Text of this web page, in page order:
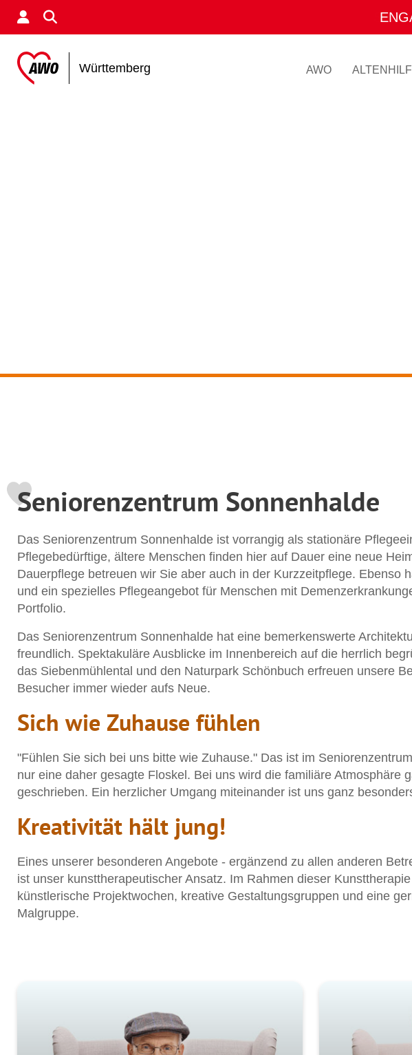
Württemberg AWO
Seniorenzentrum Sonnenhalde
Das Seniorenzentrum Sonnenhalde ist vorrangig als stationäre
Pflegebedürftige, ältere Menschen finden hier auf Dauer eine neue
Dauerpflege betreuen wir Sie aber auch in der Kurzzeitpflege. Ebenso
und ein spezielles Pflegeangebot für Menschen mit
Portfolio.
Das Seniorenzentrum Sonnenhalde hat eine bemerkenswerte
freundlich. Spektakuläre Ausblicke im Innenbereich auf die herrlich
das Siebenmühlental und den Naturpark Schönbuch erfreuen unsere
Besucher immer wieder aufs Neue.
Sich wie Zuhause fühlen
"Fühlen Sie sich bei uns bitte wie Zuhause." Das ist im
nur eine daher gesagte Floskel. Bei uns wird die familiäre Atmosphäre
geschrieben. Ein herzlicher Umgang miteinander ist uns ganz
Kreativität hält jung!
Eines unserer besonderen Angebote - ergänzend zu allen anderen
ist unser kunsttherapeutischer Ansatz. Im Rahmen dieser
künstlerische Projektwochen, kreative Gestaltungsgruppen und eine
Malgruppe.